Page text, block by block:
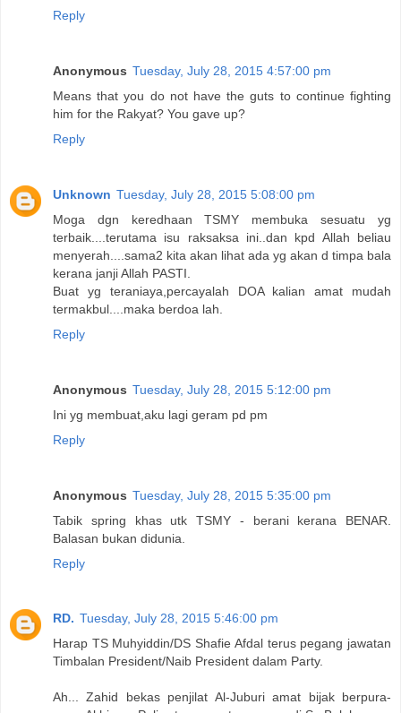
Reply
Anonymous Tuesday, July 28, 2015 4:57:00 pm
Means that you do not have the guts to continue fighting
him for the Rakyat? You gave up?
Reply
Unknown Tuesday, July 28, 2015 5:08:00 pm
Moga dgn keredhaan TSMY membuka sesuatu yg
terbaik....terutama isu raksaksa ini..dan kpd Allah beliau
menyerah....sama2 kita akan lihat ada yg akan d timpa bala
kerana janji Allah PASTI.
Buat yg teraniaya,percayalah DOA kalian amat mudah
termakbul....maka berdoa lah.
Reply
Anonymous Tuesday, July 28, 2015 5:12:00 pm
Ini yg membuat,aku lagi geram pd pm
Reply
Anonymous Tuesday, July 28, 2015 5:35:00 pm
Tabik spring khas utk TSMY - berani kerana BENAR.
Balasan bukan didunia.
Reply
RD. Tuesday, July 28, 2015 5:46:00 pm
Harap TS Muhyiddin/DS Shafie Afdal terus pegang jawatan
Timbalan President/Naib President dalam Party.
Ah... Zahid bekas penjilat Al-Juburi amat bijak berpura-